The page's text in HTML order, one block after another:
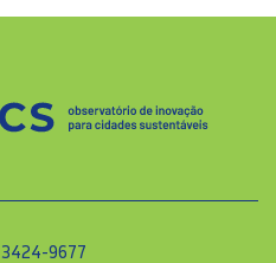
3424-9677